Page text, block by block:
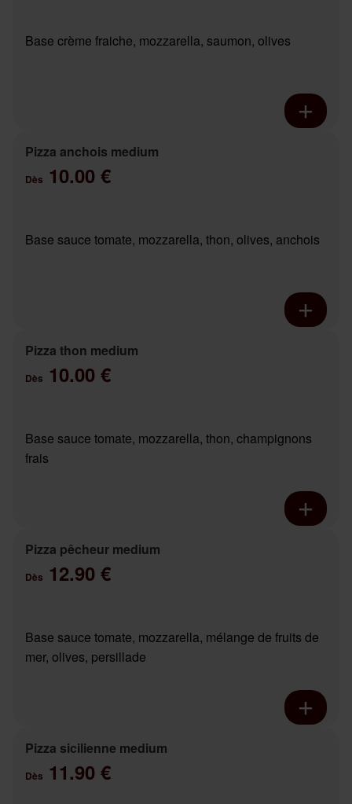
Base crème fraiche, mozzarella, saumon, olives
Pizza anchois medium
Dès 10.00 €
Base sauce tomate, mozzarella, thon, olives, anchois
Pizza thon medium
Dès 10.00 €
Base sauce tomate, mozzarella, thon, champignons
frais
Pizza pêcheur medium
Dès 12.90 €
Base sauce tomate, mozzarella, mélange de fruits de
mer, olives, persillade
Pizza sicilienne medium
Dès 11.90 €